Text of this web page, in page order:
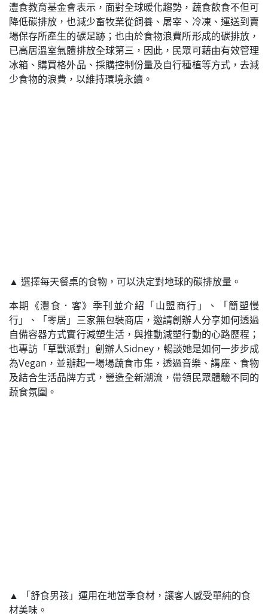
灃食教育基金會表示，面對全球暖化趨勢，蔬食飲食不但可
降低碳排放，也減少畜牧業從飼養、屠宰、冷凍、運送到賣
場保存所產生的碳足跡；也由於食物浪費所形成的碳排放，
已高居溫室氣體排放全球第三，因此，民眾可藉由有效管理
冰箱、購買格外品、採購控制份量及自行種植等方式，去減
少食物的浪費，以維持環境永續。
▲ 選擇每天餐桌的食物，可以決定對地球的碳排放量。
本期《灃食．客》季刊並介紹「山盟商行」、「簡塑慢
行」、「零居」三家無包裝商店，邀請創辦人分享如何透過
自備容器方式實行減塑生活，與推動減塑行動的心路歷程；
也專訪「草獸派對」創辦人Sidney，暢談她是如何一步步成
為Vegan，並辦起一場場蔬食市集，透過音樂、講座、食物
及結合生活品牌方式，營造全新潮流，帶領民眾體驗不同的
蔬食氛圍。
▲ 「舒食男孩」運用在地當季食材，讓客人感受單純的食
材美味。